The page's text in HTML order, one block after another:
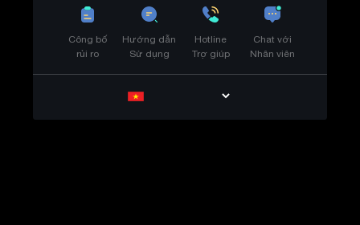
Công bố
rủi ro
Hướng dẫn
Sử dụng
Hotline
Trợ giúp
Chat với
Nhân viên